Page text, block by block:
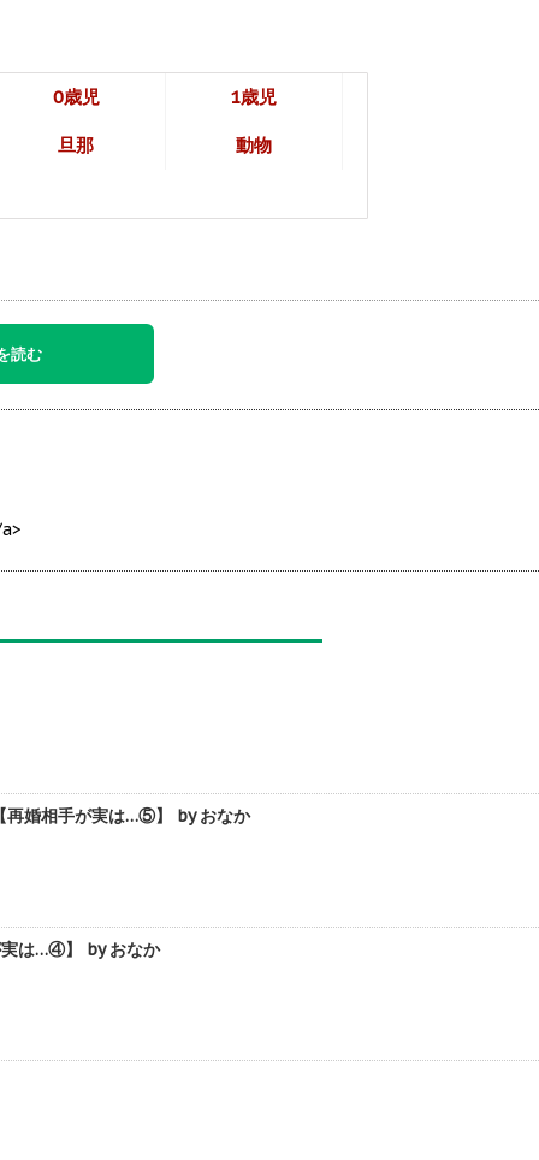
0歳児 1歳児
旦那 動物
読む
再婚相手が実は…⑤】 by おなか
実は…④】 by おなか